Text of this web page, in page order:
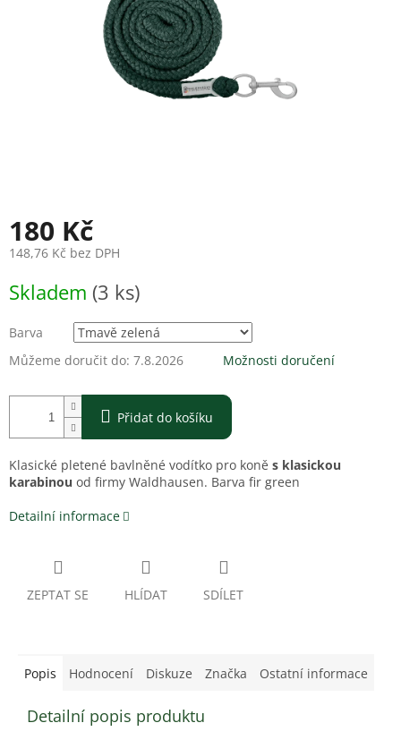
180 Kč
148,76 Kč bez DPH
cena:
Skladem (3 ks)
Barva
Můžeme doručit do: 7.8.2026 Možnosti doručení
Přidat do košíku
Klasické pletené bavlněné vodítko pro koně s klasickou
karabinou od firmy Waldhausen. Barva fir green
Detailní informace
ZEPTAT SE HLÍDAT SDÍLET
Popis Hodnocení Diskuze Značka Ostatní informace
Detailní popis produktu